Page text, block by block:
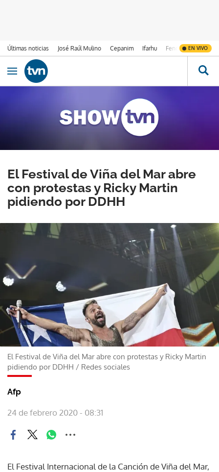
Últimas noticias José Raúl Mulino Cepanim Ifarhu Fenómeno de El
EN VIVO
Ir al contenido
Obrir navegació
El Festival de Viña del Mar abre
con protestas y Ricky Martin
pidiendo por DDHH
El Festival de Viña del Mar abre con protestas y Ricky Martin
pidiendo por DDHH / Redes sociales
Afp
24 de febrero 2020 - 08:31
El Festival Internacional de la Canción de Viña del Mar,